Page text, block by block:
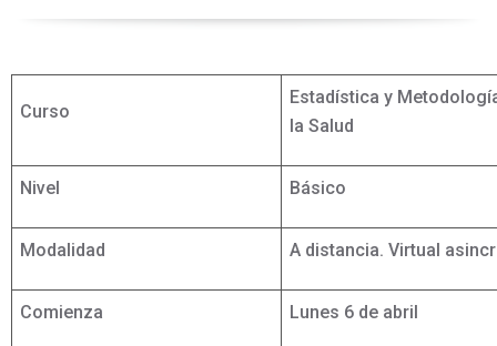
Curso
Estadística y
la Salud
Nivel Básico
Modalidad A distancia. Virtual
Comienza Lunes 6 de abril